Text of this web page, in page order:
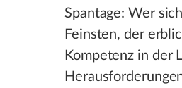
Spantage: Wer
Feinsten, der
Kompetenz in der